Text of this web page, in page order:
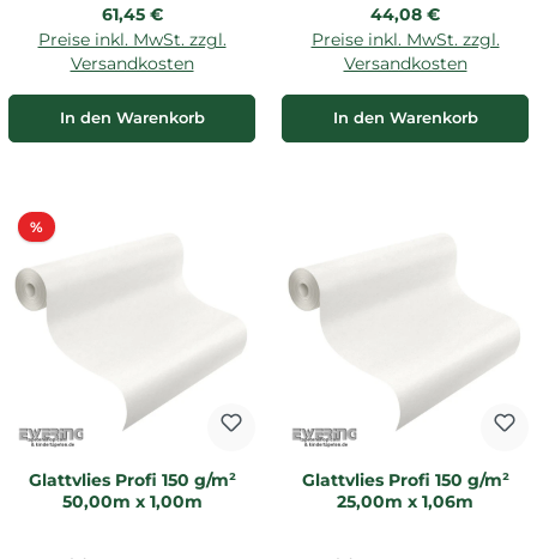
Regulärer Preis:
61,45 €
Preise inkl. MwSt. zzgl.
Versandkosten
In den Warenkorb
Regulärer Preis:
44,08 €
Preise inkl. MwSt. zzgl.
Versandkosten
In den Warenkorb
%Rabatt
Glattvlies Profi 150 g/m²
50,00m x 1,00m
Glattvlies Profi 150 g/m²
25,00m x 1,06m